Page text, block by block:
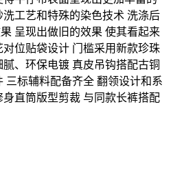
工艺和特殊的染色技术 洗涤后
呈现出做旧的效果 使其看起来
位贴袋设计 门槛采用新款珍珠
、环保电镀 真皮吊钩搭配古铜
三标辅料配备齐全 翻领设计和系
直筒版型剪裁 与同款长裤搭配